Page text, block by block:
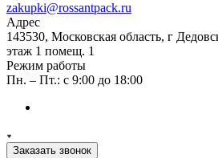
zakupki@rossantpack.ru
Адрес
143530, Московская область, г
этаж 1 помещ. 1
Режим работы
Пн. – Пт.: с 9:00 до 18:00
Заказать звонок